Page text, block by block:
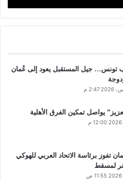
تونس… جيل المستقبل يعود إلى عُمان
يواصل تمكين الفرق الأهلية
تفوز برئاسة الاتحاد العربي للهوكي
لمسقط